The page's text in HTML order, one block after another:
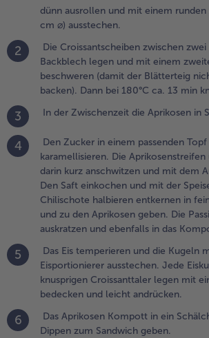
anschwitzen
mit dem
Den
einkochen
mit der
Die
in
Würfel
und
den Aprikosen
und
in das
rühren.
dünn ausrollen und mit einem runden
cm ⌀) ausstechen.
2
Die Croissantscheiben zwischen
Backblech legen und mit einem
beschweren (damit der Blätterteig
backen). Dann bei 180°C ca. 13 min
3 In der Zwischenzeit die Aprikosen in
4
Den Zucker in einem passenden
karamellisieren. Die
darin kurz anschwitzen und mit dem
Den Saft einkochen und mit der
Chilischote halbieren entkernen in
und zu den Aprikosen geben. Die
auskratzen und ebenfalls in das
5
Das Eis temperieren und die Kugeln
Eisportionierer ausstechen. Jede
knusprigen Croissanttaler legen mit
bedecken und leicht andrücken.
6
Das Aprikosen Kompott in ein
Dippen zum Sandwich geben.